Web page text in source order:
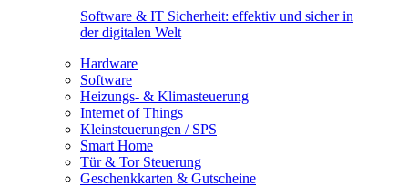
Software & IT Sicherheit: effektiv und sicher in
der digitalen Welt
Hardware
Software
Heizungs- & Klimasteuerung
Internet of Things
Kleinsteuerungen / SPS
Smart Home
Tür & Tor Steuerung
Geschenkkarten & Gutscheine